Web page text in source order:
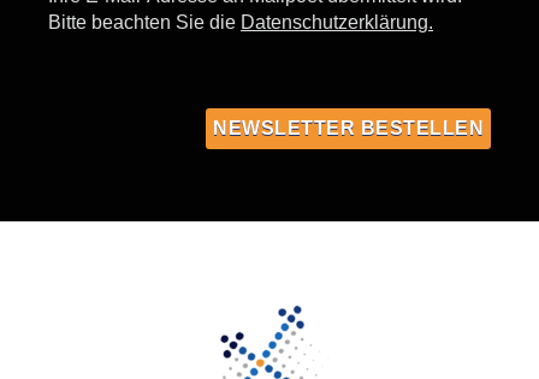
Bitte beachten Sie die Datenschutzerklärung.